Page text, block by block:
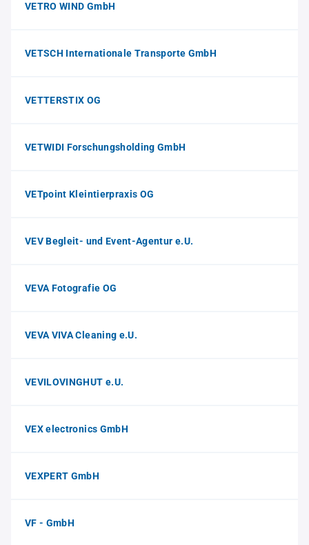
VETRO WIND GmbH
VETSCH Internationale Transporte GmbH
VETTERSTIX OG
VETWIDI Forschungsholding GmbH
VETpoint Kleintierpraxis OG
VEV Begleit- und Event-Agentur e.U.
VEVA Fotografie OG
VEVA VIVA Cleaning e.U.
VEVILOVINGHUT e.U.
VEX electronics GmbH
VEXPERT GmbH
VF - GmbH